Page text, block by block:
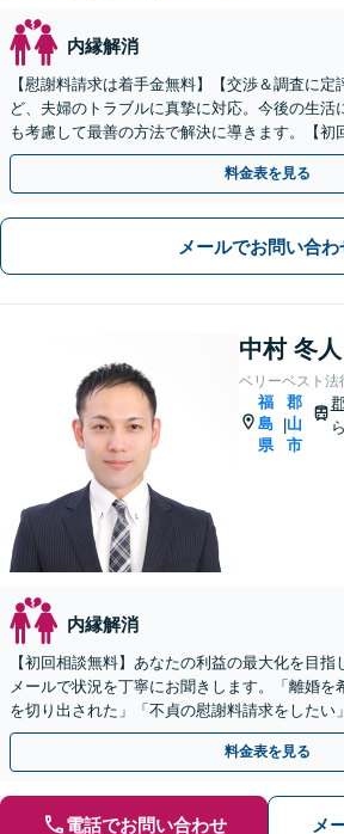
内縁解消
【慰謝料請求は着手金無料】【交渉＆調査に定
ど、夫婦のトラブルに真摯に対応。今後の生活
も考慮して最善の方法で解決に導きます。【初
談可能】【子連れ相談OK】
料金表を見る
メールでお問い合わ
中村 冬人
ベリーベスト法
福
島
県
|
郡
山
市
内縁解消
【初回相談無料】あなたの利益の最大化を目指
メールで状況を丁寧にお聞きします。「離婚を
を切り出された」「不貞の慰謝料請求をしたい
【リーズナブルな料金設定】
料金表を見る
電話でお問い合わせ メ